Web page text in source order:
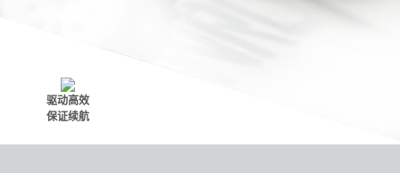
驱动高效
保证续航